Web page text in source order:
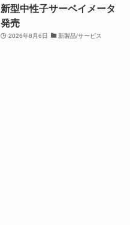
新型中性子サーベイメータ
発売
2026年8月6日 新製品/サービス